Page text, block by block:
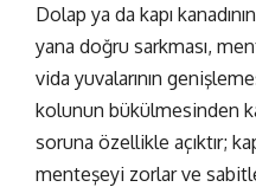
Dolap ya da kapı
yana doğru sarkması,
vida yuvalarının
kolunun bükülmesinden
soruna özellikle açıktır;
menteşeyi zorlar ve